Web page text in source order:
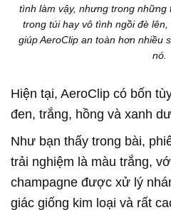
tình làm vậy, nhưng trong
trong túi hay vô tình ngồi đè
giúp AeroClip an toàn hơn nhiều
nó.
Hiện tại, AeroClip có bốn
đen, trắng, hồng và xanh
Như bạn thấy trong bài,
trải nghiệm là màu trắng,
champagne được xử lý
giác giống kim loại và rất